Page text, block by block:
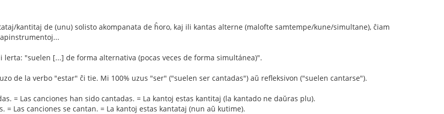
kantitaj de (unu) solisto akompanata de ĥoro, kaj ili kantas alterne (malofte samtempe/kune/simultane), ĉiam
lerta: "suelen [...] de forma alternativa (pocas veces de forma simultánea)".
de la verbo "estar" ĉi tie. Mi 100% uzus "ser" ("suelen ser cantadas") aŭ refleksivon ("suelen cantarse").
= Las canciones han sido cantadas. = La kantoj estas kantitaj (la kantado ne daŭras plu).
= Las canciones se cantan. = La kantoj estas kantataj (nun aŭ kutime).